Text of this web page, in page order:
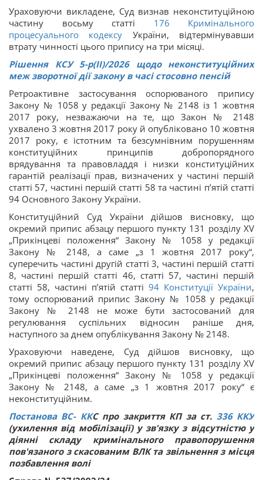
Ураховуючи викладене, Суд визнав неконституційною
частину восьму статті 176 Кримінального
процесуального кодексу України, відтермінувавши
втрату чинності цього припису на три місяці.
Рішення КСУ 5-р(ІІ)/2026 щодо неконституційних
меж зворотної дії закону в часі стосовно пенсій
Ретроактивне застосування оспорюваного припису
Закону № 1058 у редакції Закону № 2148 із 1 жовтня
2017 року, незважаючи на те, що Закон № 2148
ухвалено 3 жовтня 2017 року й опубліковано 10 жовтня
2017 року, є істотним та безсумнівним порушенням
конституційних принципів добропорядного
врядування та правовладдя і низки конституційних
гарантій реалізації прав, визначених у частині першій
статті 57, частині першій статті 58 та частині п’ятій статті
94 Основного Закону України.
Конституційний Суд України дійшов висновку, що
окремий припис абзацу першого пункту 131 розділу XV
„Прикінцеві положення“ Закону № 1058 у редакції
Закону № 2148, а саме „з 1 жовтня 2017 року“,
суперечить частині другій статті 3, частині першій статті
8, частині першій статті 46, статті 57, частині першій
статті 58, частині п’ятій статті 94 Конституції України,
тому оспорюваний припис Закону № 1058 у редакції
Закону № 2148 не може бути застосований для
регулювання суспільних відносин раніше дня,
наступного за днем опублікування Закону № 2148.
Ураховуючи наведене, Суд дійшов висновку, що
окремий припис абзацу першого пункту 131 розділу XV
„Прикінцеві положення“ Закону № 1058 у редакції
Закону № 2148, а саме „з 1 жовтня 2017 року“ є
неконституційним.
Постанова ВС- ККС про закриття КП за ст. 336 ККУ
(ухилення від мобілізації) у зв'язку з відсутністю у
діянні складу кримінального правопорушення
пов'язаного з скасованим ВЛК та звільнення з місця
позбавлення волі